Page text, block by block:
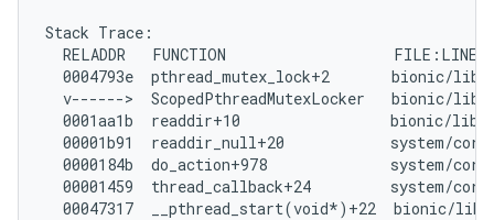
Stack Trace:
  RELADDR   FUNCTION                   FILE:LINE
0004793e  pthread_mutex_lock+2       bionic/
v------>  ScopedPthreadMutexLocker   bionic/
0001aa1b  readdir+10                 bionic/
00001b91  readdir_null+20            system/
0000184b  do_action+978              system/
00001459  thread_callback+24         system/
00047317  __pthread_start(void*)+22  bionic/